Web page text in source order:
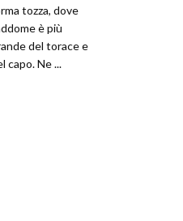
tozza, dove
è più
del torace e
capo. Ne ...